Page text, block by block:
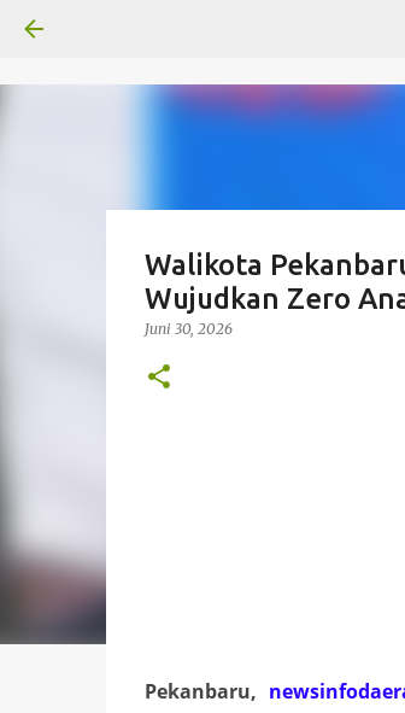
Walikota
Wujudkan Zero
Juni 30, 2026
Pekanbaru,